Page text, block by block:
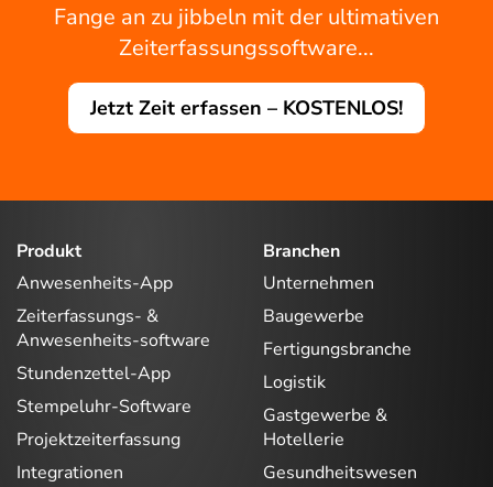
Fange an zu jibbeln mit der ultimativen
Zeiterfassungssoftware...
Jetzt Zeit erfassen – KOSTENLOS!
Produkt
Anwesenheits-App
Zeiterfassungs- &
Anwesenheits-software
Stundenzettel-App
Stempeluhr-Software
Projektzeiterfassung
Integrationen
Branchen
Unternehmen
Baugewerbe
Fertigungsbranche
Logistik
Gastgewerbe &
Hotellerie
Gesundheitswesen